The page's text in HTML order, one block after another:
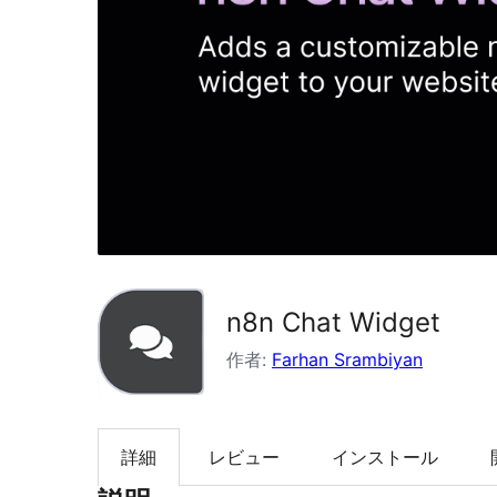
n8n Chat Widget
作者: Farhan Srambiyan
詳細 レビュー インストール